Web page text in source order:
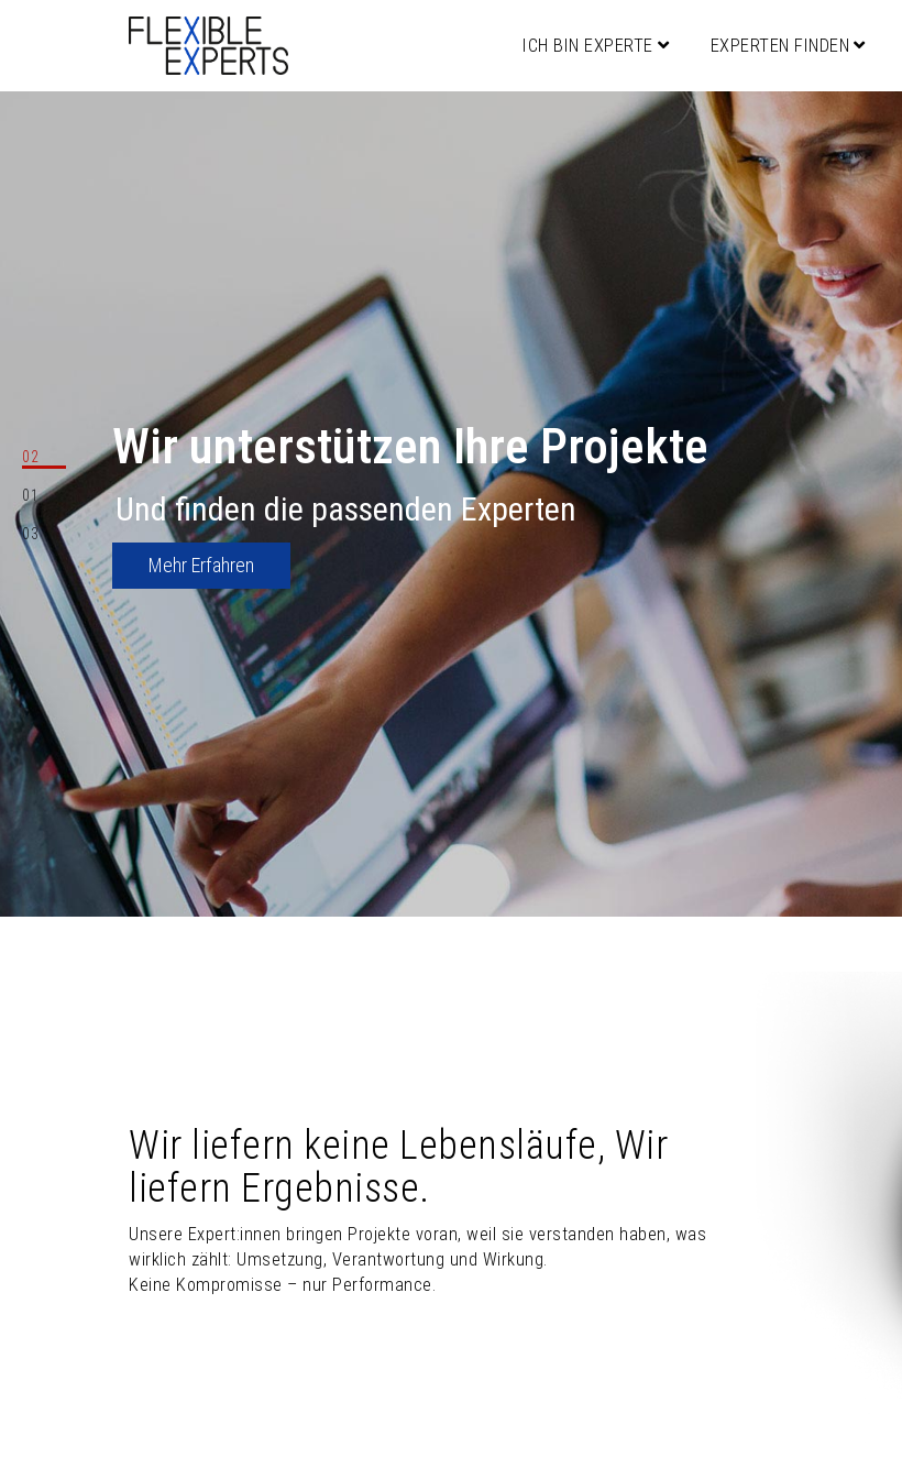
ICH BIN EXPERTE EXPERTEN FINDEN
Wir unterstützen Ihre Projekte
Und finden die passenden Experten
Mehr Erfahren
02
01
03
Wir liefern keine Lebensläufe, Wir
liefern Ergebnisse.
Unsere Expert:innen bringen Projekte voran, weil sie verstanden haben, was
wirklich zählt: Umsetzung, Verantwortung und Wirkung.
Keine Kompromisse – nur Performance.